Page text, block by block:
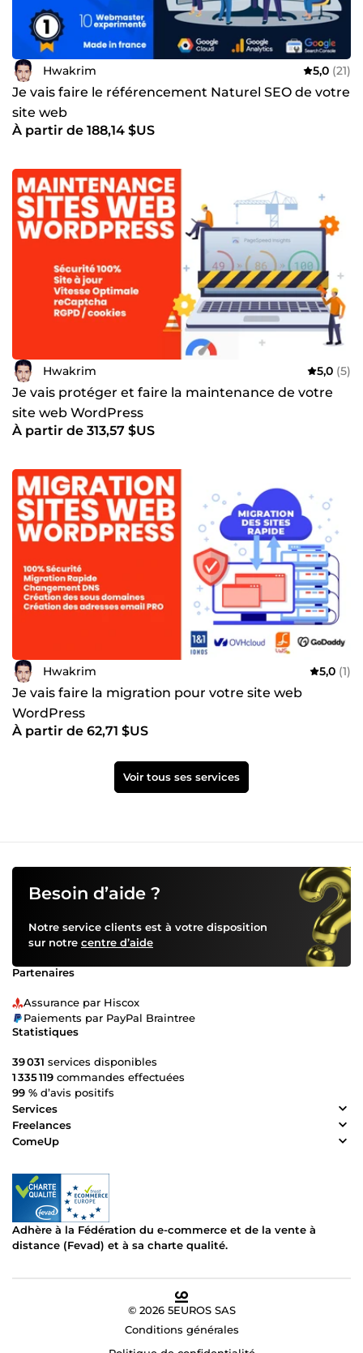
Hwakrim 5,0 (21)
Je vais faire le référencement Naturel SEO de votre
site web
À partir de 188,14 $US
Hwakrim 5,0 (5)
Je vais protéger et faire la maintenance de votre
site web WordPress
À partir de 313,57 $US
Hwakrim 5,0 (1)
Je vais faire la migration pour votre site web
WordPress
À partir de 62,71 $US
Voir tous ses services
Besoin d’aide ?
Notre service clients est à votre disposition
sur notre centre d’aide
Partenaires
Assurance par Hiscox
Paiements par PayPal Braintree
Statistiques
39 031 services disponibles
1 335 119 commandes effectuées
99 % d’avis positifs
Services
Freelances
ComeUp
Adhère à la Fédération du e-commerce et de la vente à
distance (Fevad) et à sa charte qualité.
© 2026 5EUROS SAS
Conditions générales